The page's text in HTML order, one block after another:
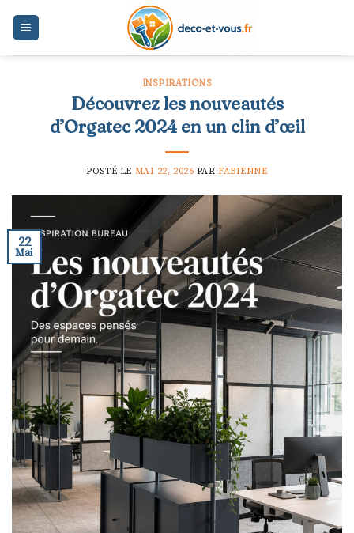
INSPIRATIONS
Découvrez les nouveautés
d’Orgatec 2024 en un clin d’œil
POSTÉ LE MAI 22, 2026 PARFABIENNE
22
Mai